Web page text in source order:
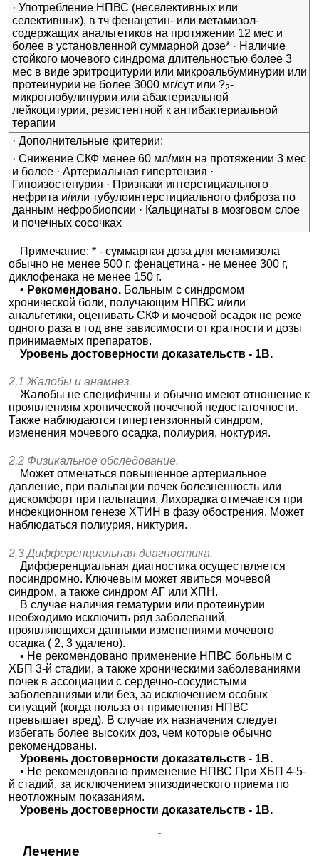
· Употребление НПВС (неселективных или
селективных), в тч фенацетин- или метамизол-
содержащих анальгетиков на протяжении 12 мес и
более в установленной суммарной дозе* · Наличие
стойкого мочевого синдрома длительностью более 3
мес в виде эритроцитурии или микроальбуминурии или
протеинурии не более 3000 мг/сут или ?2-
микроглобулинурии или абактериальной
лейкоцитурии, резистентной к антибактериальной
терапии
· Дополнительные критерии:
· Снижение СКФ менее 60 мл/мин на протяжении 3 мес
и более · Артериальная гипертензия ·
Гипоизостенурия · Признаки интерстициального
нефрита и/или тубулоинтерстициального фиброза по
данным нефробиопсии · Кальцинаты в мозговом слое
и почечных сосочках
Примечание: * - суммарная доза для метамизола
обычно не менее 500 г, фенацетина - не менее 300 г,
диклофенака не менее 150 г.
• Рекомендовано. Больным с синдромом
хронической боли, получающим НПВС и/или
анальгетики, оценивать СКФ и мочевой осадок не реже
одного раза в год вне зависимости от кратности и дозы
принимаемых препаратов.
Уровень достоверности доказательств - 1В.
2,1 Жалобы и анамнез.
Жалобы не специфичны и обычно имеют отношение к
проявлениям хронической почечной недостаточности.
Также наблюдаются гипертензионный синдром,
изменения мочевого осадка, полиурия, ноктурия.
2,2 Физикальное обследование.
Может отмечаться повышенное артериальное
давление, при пальпации почек болезненность или
дискомфорт при пальпации. Лихорадка отмечается при
инфекционном генезе ХТИН в фазу обострения. Может
наблюдаться полиурия, никтурия.
2,3 Дифференциальная диагностика.
Дифференциальная диагностика осуществляется
посиндромно. Ключевым может явиться мочевой
синдром, а также синдром АГ или ХПН.
В случае наличия гематурии или протеинурии
необходимо исключить ряд заболеваний,
проявляющихся данными изменениями мочевого
осадка ( 2, 3 удалено).
• Не рекомендовано применение НПВС больным с
ХБП 3-й стадии, а также хроническими заболеваниями
почек в ассоциации с сердечно-сосудистыми
заболеваниями или без, за исключением особых
ситуаций (когда польза от применения НПВС
превышает вред). В случае их назначения следует
избегать более высоких доз, чем которые обычно
рекомендованы.
Уровень достоверности доказательств - 1В.
• Не рекомендовано применение НПВС При ХБП 4-5-
й стадий, за исключением эпизодического приема по
неотложным показаниям.
Уровень достоверности доказательств - 1В.
Лечение